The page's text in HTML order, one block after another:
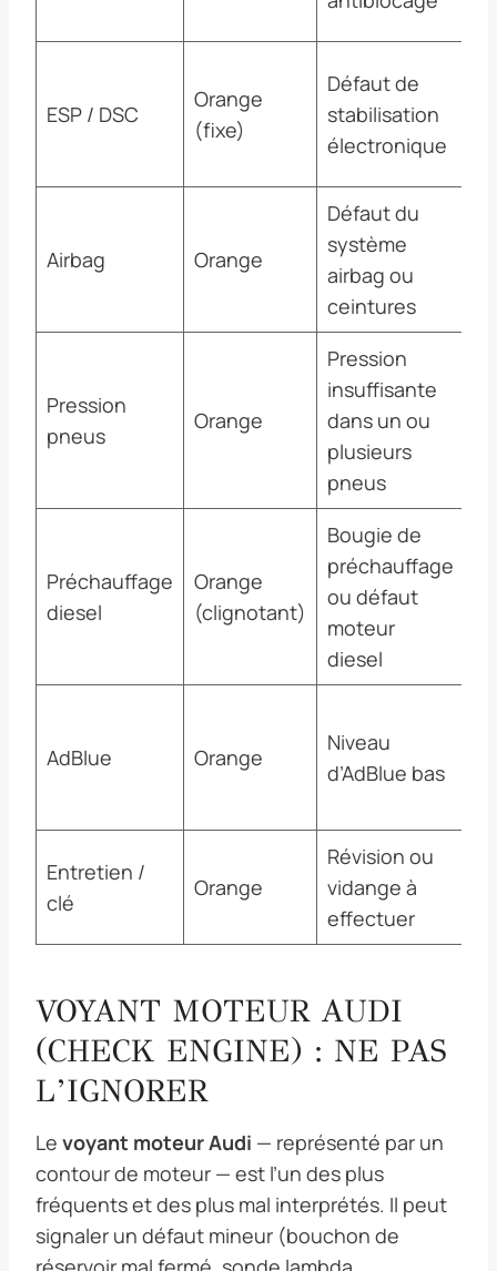
ESP / DSC
Orange
(fixe)
Défaut de
stabilisation
électronique
Airbag Orange
Défaut du
système
airbag ou
ceintures
Pression
pneus
Orange
Pression
insuffisante
dans un ou
plusieurs
pneus
Préchauffage
diesel
Orange
(clignotant)
Bougie de
préchauffage
ou défaut
moteur
diesel
AdBlue Orange
Niveau
d’AdBlue bas
Entretien /
clé
Orange
Révision ou
vidange à
effectuer
VOYANT MOTEUR AUDI
(CHECK ENGINE) : NE PAS
L’IGNORER
Le voyant moteur Audi — représenté par un
contour de moteur — est l’un des plus
fréquents et des plus mal interprétés. Il peut
signaler un défaut mineur (bouchon de